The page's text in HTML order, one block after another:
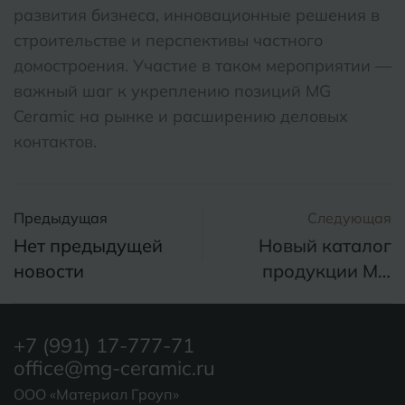
развития бизнеса, инновационные решения в
строительстве и перспективы частного
домостроения. Участие в таком мероприятии —
важный шаг к укреплению позиций MG
Ceramic на рынке и расширению деловых
контактов.
Предыдущая
Нет предыдущей
новости
Следующая
Новый каталог
продукции MG
+7 (991) 17-777-71
office@mg-ceramic.ru
ООО «Материал Гроуп»
Б
Белгород
Боровичи
Бугульма
Бугуруслан
Владимир
Волгоград
Раменское
Ростов-на-Дону
Рыбинск
Самара
Саранск